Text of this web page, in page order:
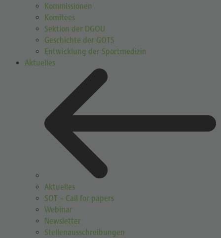
Kommissionen
Komitees
Sektion der DGOU
Geschichte der GOTS
Entwicklung der Sportmedizin
Aktuelles
Aktuelles
SOT – Call for papers
Webinar
Newsletter
Stellenausschreibungen